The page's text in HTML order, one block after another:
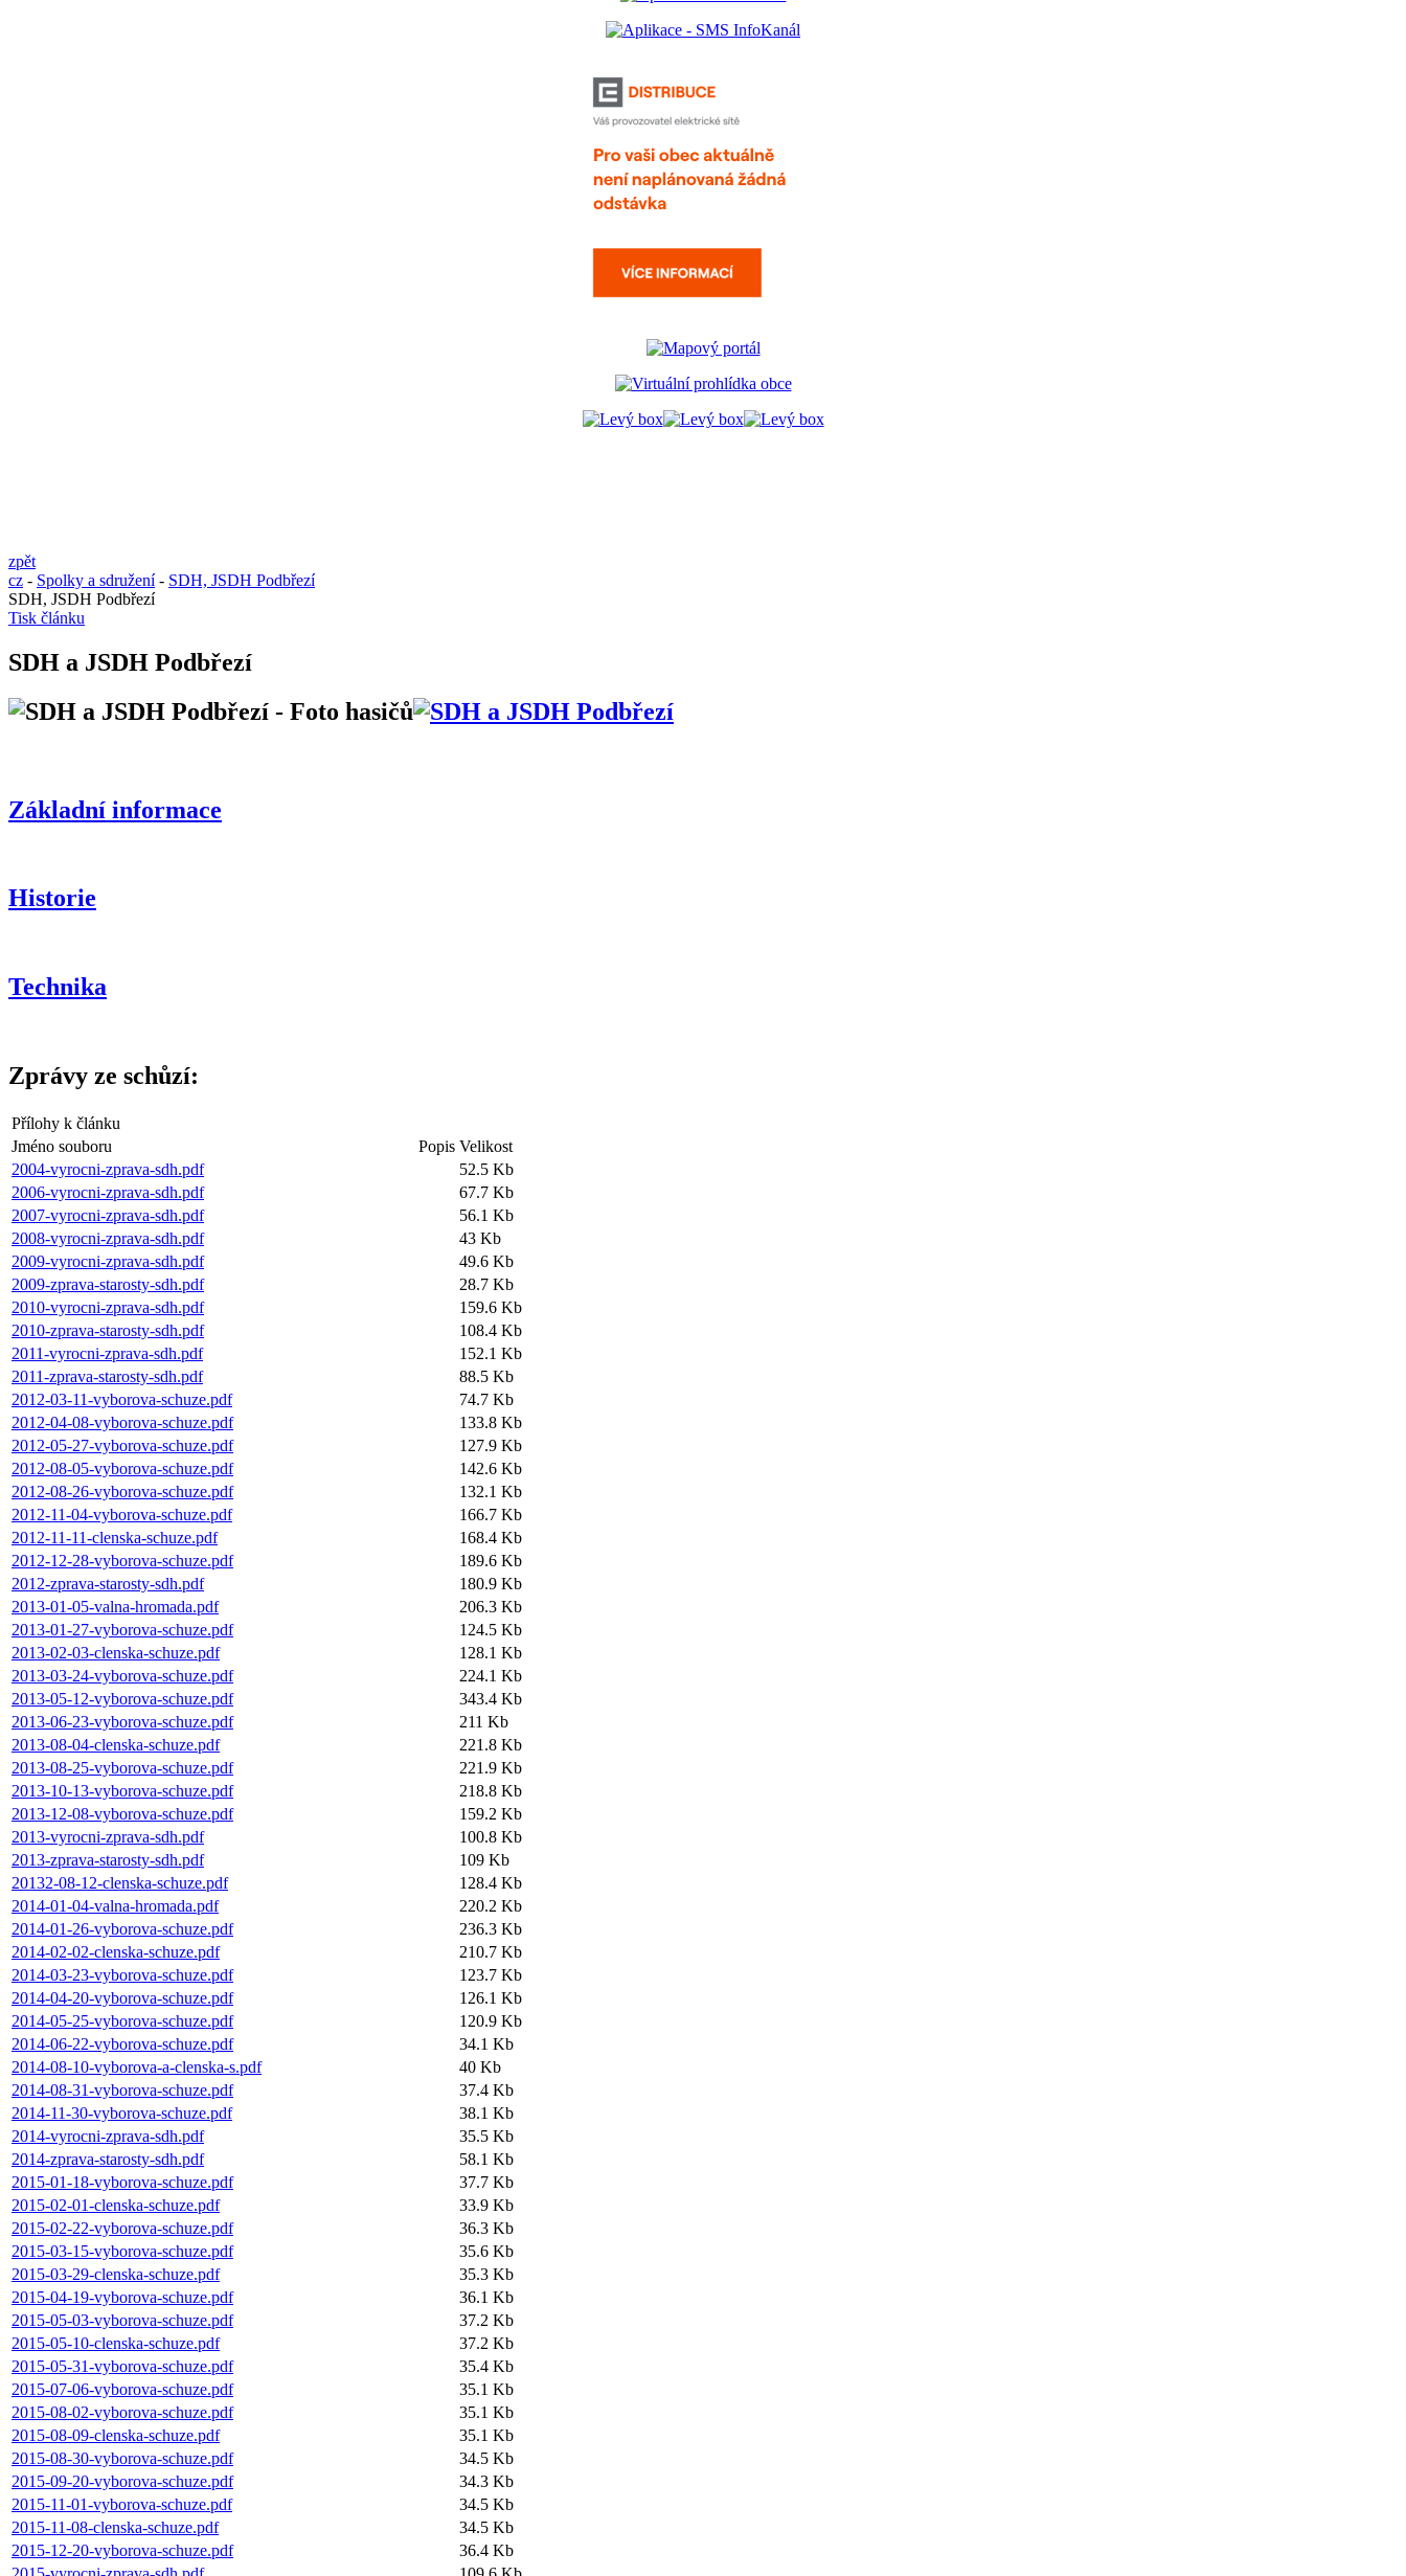
zpět
cz - Spolky a sdružení- SDH, JSDH Podbřezí
SDH, JSDH Podbřezí
Tisk článku
SDH a JSDH Podbřezí
Základní informace
Historie
Technika
Zprávy ze schůzí:
Přílohy k článku
Jméno souboru
Popis Velikost
2004-vyrocni-zprava-sdh.pdf
52.5 Kb
2006-vyrocni-zprava-sdh.pdf
67.7 Kb
2007-vyrocni-zprava-sdh.pdf
56.1 Kb
2008-vyrocni-zprava-sdh.pdf
43 Kb
2009-vyrocni-zprava-sdh.pdf
49.6 Kb
2009-zprava-starosty-sdh.pdf
28.7 Kb
2010-vyrocni-zprava-sdh.pdf
159.6 Kb
2010-zprava-starosty-sdh.pdf
108.4 Kb
2011-vyrocni-zprava-sdh.pdf
152.1 Kb
2011-zprava-starosty-sdh.pdf
88.5 Kb
2012-03-11-vyborova-schuze.pdf
74.7 Kb
2012-04-08-vyborova-schuze.pdf
133.8 Kb
2012-05-27-vyborova-schuze.pdf
127.9 Kb
2012-08-05-vyborova-schuze.pdf
142.6 Kb
2012-08-26-vyborova-schuze.pdf
132.1 Kb
2012-11-04-vyborova-schuze.pdf
166.7 Kb
2012-11-11-clenska-schuze.pdf
168.4 Kb
2012-12-28-vyborova-schuze.pdf
189.6 Kb
2012-zprava-starosty-sdh.pdf
180.9 Kb
2013-01-05-valna-hromada.pdf
206.3 Kb
2013-01-27-vyborova-schuze.pdf
124.5 Kb
2013-02-03-clenska-schuze.pdf
128.1 Kb
2013-03-24-vyborova-schuze.pdf
224.1 Kb
2013-05-12-vyborova-schuze.pdf
343.4 Kb
2013-06-23-vyborova-schuze.pdf
211 Kb
2013-08-04-clenska-schuze.pdf
221.8 Kb
2013-08-25-vyborova-schuze.pdf
221.9 Kb
2013-10-13-vyborova-schuze.pdf
218.8 Kb
2013-12-08-vyborova-schuze.pdf
159.2 Kb
2013-vyrocni-zprava-sdh.pdf
100.8 Kb
2013-zprava-starosty-sdh.pdf
109 Kb
20132-08-12-clenska-schuze.pdf
128.4 Kb
2014-01-04-valna-hromada.pdf
220.2 Kb
2014-01-26-vyborova-schuze.pdf
236.3 Kb
2014-02-02-clenska-schuze.pdf
210.7 Kb
2014-03-23-vyborova-schuze.pdf
123.7 Kb
2014-04-20-vyborova-schuze.pdf
126.1 Kb
2014-05-25-vyborova-schuze.pdf
120.9 Kb
2014-06-22-vyborova-schuze.pdf
34.1 Kb
2014-08-10-vyborova-a-clenska-s.pdf
40 Kb
2014-08-31-vyborova-schuze.pdf
37.4 Kb
2014-11-30-vyborova-schuze.pdf
38.1 Kb
2014-vyrocni-zprava-sdh.pdf
35.5 Kb
2014-zprava-starosty-sdh.pdf
58.1 Kb
2015-01-18-vyborova-schuze.pdf
37.7 Kb
2015-02-01-clenska-schuze.pdf
33.9 Kb
2015-02-22-vyborova-schuze.pdf
36.3 Kb
2015-03-15-vyborova-schuze.pdf
35.6 Kb
2015-03-29-clenska-schuze.pdf
35.3 Kb
2015-04-19-vyborova-schuze.pdf
36.1 Kb
2015-05-03-vyborova-schuze.pdf
37.2 Kb
2015-05-10-clenska-schuze.pdf
37.2 Kb
2015-05-31-vyborova-schuze.pdf
35.4 Kb
2015-07-06-vyborova-schuze.pdf
35.1 Kb
2015-08-02-vyborova-schuze.pdf
35.1 Kb
2015-08-09-clenska-schuze.pdf
35.1 Kb
2015-08-30-vyborova-schuze.pdf
34.5 Kb
2015-09-20-vyborova-schuze.pdf
34.3 Kb
2015-11-01-vyborova-schuze.pdf
34.5 Kb
2015-11-08-clenska-schuze.pdf
34.5 Kb
2015-12-20-vyborova-schuze.pdf
36.4 Kb